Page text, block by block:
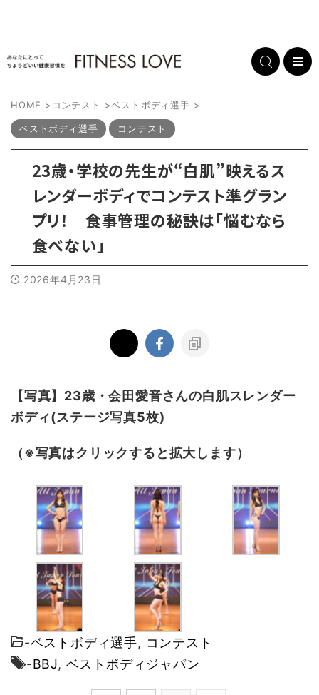
HOME > コンテスト >ベストボディ選手 >
ベストボディ選手 コンテスト
23歳・学校の先生が“白肌”映えるス
レンダーボディでコンテスト準グラン
プリ！ 食事管理の秘訣は「悩むなら
食べない」
2026年4月23日
【写真】23歳・会田愛音さんの白肌スレンダー
ボディ(ステージ写真5枚)
（※写真はクリックすると拡大します）
-ベストボディ選手, コンテスト
-BBJ, ベストボディジャパン